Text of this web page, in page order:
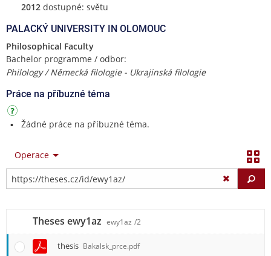
2012dostupné: světu
PALACKÝ UNIVERSITY IN OLOMOUC
Philosophical Faculty
Bachelor programme / odbor:
Philology / Německá filologie - Ukrajinská filologie
Práce na příbuzné téma
Žádné práce na příbuzné téma.
Operace
Theses ewy1az ewy1az /2
thesis Bakalsk_prce.pdf